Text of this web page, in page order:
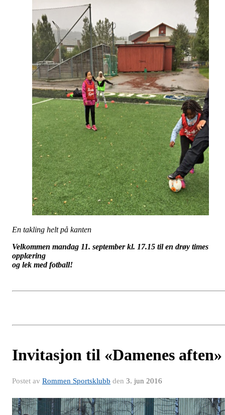
En takling helt på kanten
Velkommen mandag 11. september kl. 17.15 til en drøy times
opplæring
og lek med fotball!
Invitasjon til «Damenes aften»
Postet av Rommen Sportsklubb den 3. jun 2016